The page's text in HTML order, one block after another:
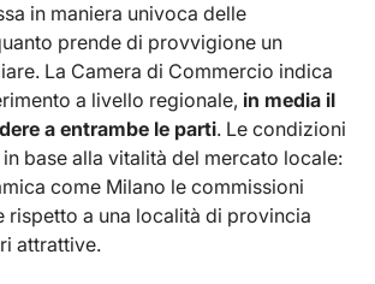
in maniera univoca delle
prende di provvigione un
La Camera di Commercio indica
a livello regionale, in media il
a entrambe le parti. Le condizioni
base alla vitalità del mercato locale:
come Milano le commissioni
rispetto a una località di provincia
attrattive.